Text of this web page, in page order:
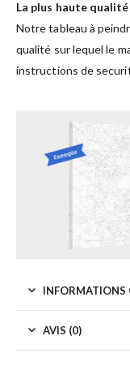
La plus haute qualité
Notre tableau à
qualité sur lequel le
instructions de
INFORMATIONS
AVIS (0)